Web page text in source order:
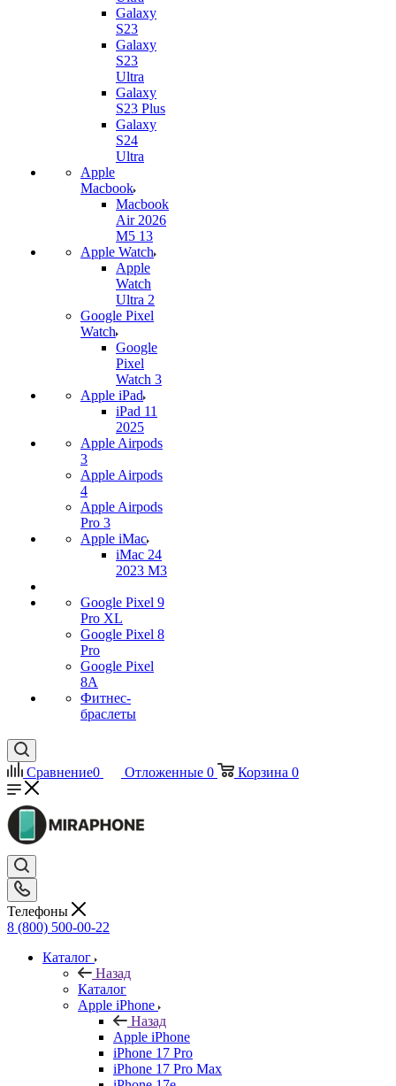
Galaxy
S23
Galaxy
S23
Ultra
Galaxy
S23 Plus
Galaxy
S24
Ultra
Apple
Macbook
Macbook
Air 2026
M5 13
Apple Watch
Apple
Watch
Ultra 2
Google Pixel
Watch
Google
Pixel
Watch 3
Apple iPad
iPad 11
2025
Apple Airpods
3
Apple Airpods
4
Apple Airpods
Pro 3
Apple iMac
iMac 24
2023 M3
Google Pixel 9
Pro XL
Google Pixel 8
Pro
Google Pixel
8A
Фитнес-
браслеты
Сравнение0 Отложенные 0 Корзина 0
Телефоны
8 (800) 500-00-22
Каталог
Назад
Каталог
Apple iPhone
Назад
Apple iPhone
iPhone 17 Pro
iPhone 17 Pro Max